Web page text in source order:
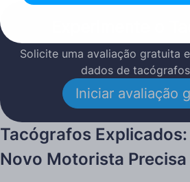
Solicite uma avaliação gratuita
dados de
Iniciar avaliação
Tacógrafos Explicados:
Novo Motorista Precisa